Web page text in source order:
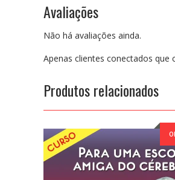
Avaliações
Não há avaliações ainda.
Apenas clientes conectados
Produtos relacionados